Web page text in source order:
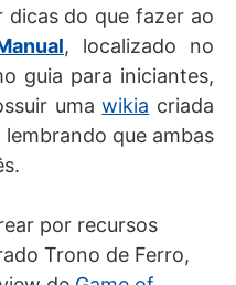
dicas do que fazer ao
, localizado no
guia para iniciantes,
umawikia criada
que ambas
por recursos
Trono de Ferro,